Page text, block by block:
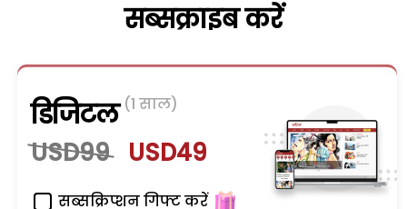
सब्सक्राइब करें
डिजिटल (1 साल)
USD99 USD49
सब्सक्रिप्शन गिफ्ट करें